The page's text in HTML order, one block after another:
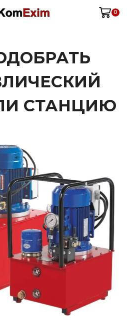
0
СТАНЦИЮ